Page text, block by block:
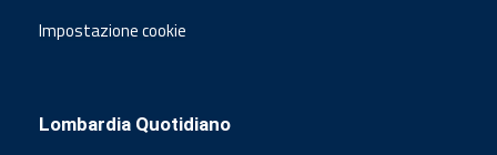
Impostazione cookie
Lombardia Quotidiano